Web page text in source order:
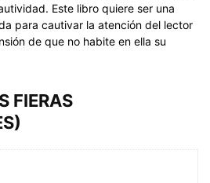
Este libro quiere ser una
para cautivar la atención del lector
de que no habite en ella su
FIERAS